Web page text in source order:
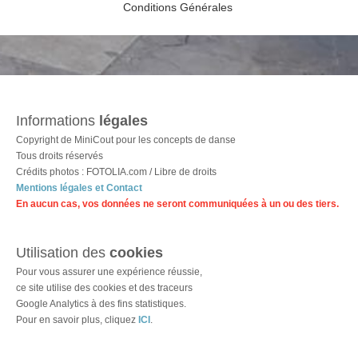
Conditions Générales
Informations légales
Copyright de MiniCout pour les concepts de danse
Tous droits réservés
Crédits photos : FOTOLIA.com / Libre de droits
Mentions légales et Contact
En aucun cas, vos données ne seront communiquées à un ou des tiers.
Utilisation des cookies
Pour vous assurer une expérience réussie,
ce site utilise des cookies et des traceurs
Google Analytics à des fins statistiques.
Pour en savoir plus, cliquez ICI .